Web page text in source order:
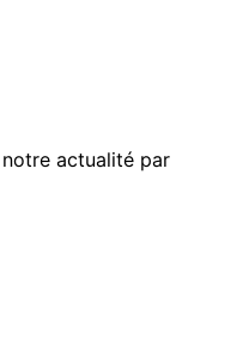
actualité par